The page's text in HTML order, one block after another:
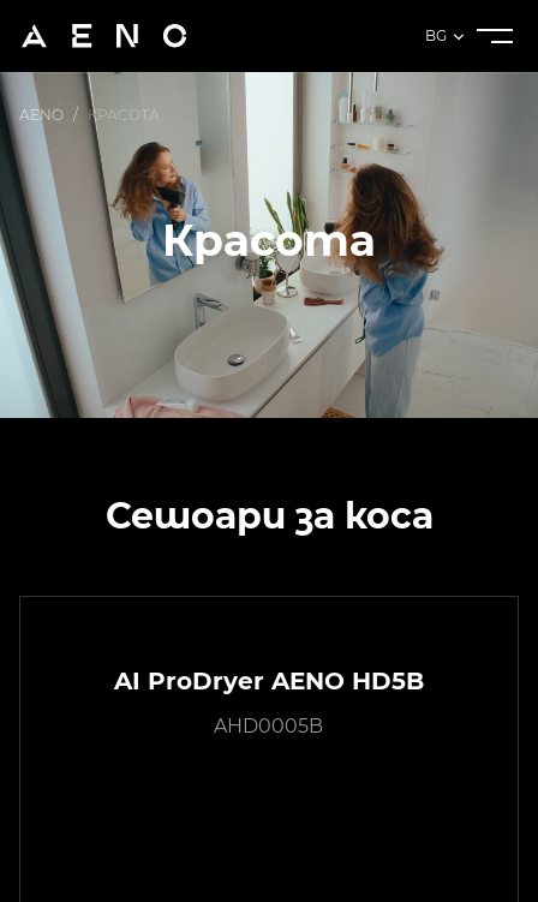
BG
AENO / КРАСОТА
Красота
Сешоари за коса
AI ProDryer AENO HD5B
AHD0005B